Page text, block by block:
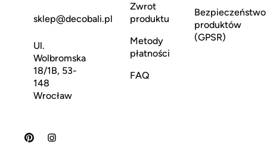
sklep@decobali.pl
Ul.
Wolbromska
18/1B, 53-
148
Wrocław
Zwrot
produktu
Metody
płatności
FAQ
Bezpieczeństwo
produktów
(GPSR)